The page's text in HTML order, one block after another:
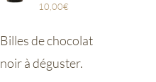
10,00€
Billes de chocolat
noir à déguster.